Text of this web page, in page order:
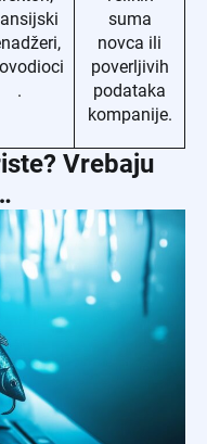
.
suma
novca ili
poverljivih
podataka
kompanije.
Vrebaju